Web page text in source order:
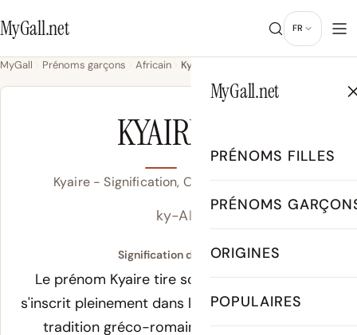
MyGall.net FR
MyGall.net
PRÉNOMS FILLES
PRÉNOMS
ORIGINES
POPULAIRES
MyGall Prénoms garçons Africain Kyaire
KYAIRE
Kyaire - Signification, Origine & Popularité
ky-AIR
Signification de Kyaire :
Le prénom Kyaire tire son origine du latin et
s'inscrit pleinement dans l'héritage culturel de la
tradition gréco-romaine. Son étymologie